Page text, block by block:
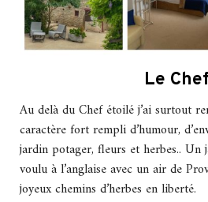
Le Chef
Au delà du Chef étoilé j’ai surtout
caractère fort rempli d’humour,
jardin potager, fleurs et herbes.. Un
voulu à l’anglaise avec un air de
joyeux chemins d’herbes en liberté.